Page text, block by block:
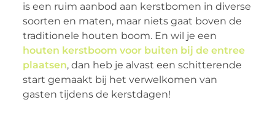
is een ruim aanbod aan kerstbomen in diverse
soorten en maten, maar niets gaat boven de
traditionele houten boom. En wil je een
houten kerstboom voor buiten bij de entree
plaatsen, dan heb je alvast een schitterende
start gemaakt bij het verwelkomen van
gasten tijdens de kerstdagen!